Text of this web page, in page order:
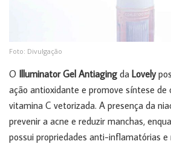
Foto: Divulgação
O Illuminator Gel Antiaging da Lovely
ação antioxidante e promove síntese de
vitamina C vetorizada. A presença da
prevenir a acne e reduzir manchas,
possui propriedades anti-inflamatórias e